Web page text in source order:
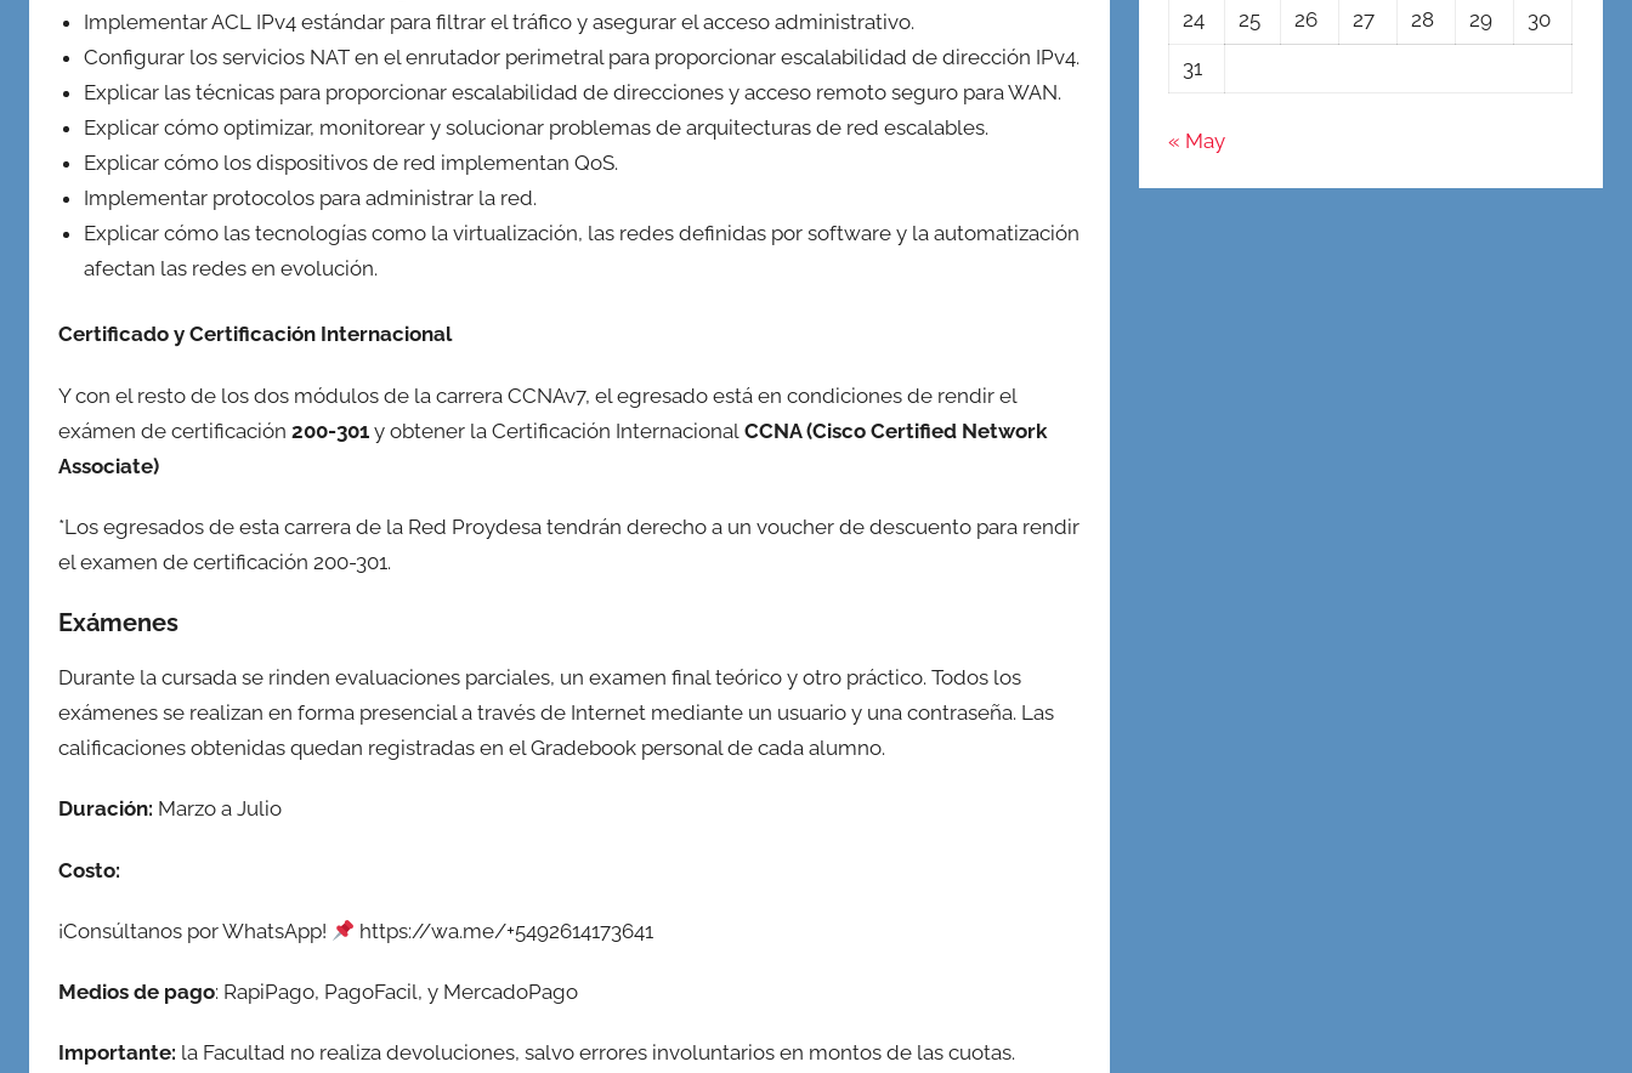
Implementar ACL IPv4 estándar para filtrar el tráfico y asegurar el acceso administrativo.
Configurar los servicios NAT en el enrutador perimetral para proporcionar escalabilidad de dirección IPv4.
Explicar las técnicas para proporcionar escalabilidad de direcciones y acceso remoto seguro para WAN.
Explicar cómo optimizar, monitorear y solucionar problemas de arquitecturas de red escalables.
Explicar cómo los dispositivos de red implementan QoS.
Implementar protocolos para administrar la red.
Explicar cómo las tecnologías como la virtualización, las redes definidas por software y la automatización
afectan las redes en evolución.
Certificado y Certificación Internacional
Y con el resto de los dos módulos de la carrera CCNAv7, el egresado está en condiciones de rendir el
exámen de certificación 200-301 y obtener la Certificación Internacional CCNA (Cisco Certified Network
Associate)
*Los egresados de esta carrera de la Red Proydesa tendrán derecho a un voucher de descuento para rendir
el examen de certificación 200-301.
Exámenes
Durante la cursada se rinden evaluaciones parciales, un examen final teórico y otro práctico. Todos los
exámenes se realizan en forma presencial a través de Internet mediante un usuario y una contraseña. Las
calificaciones obtenidas quedan registradas en el Gradebook personal de cada alumno.
Duración: Marzo a Julio
Costo:
¡Consúltanos por WhatsApp! https://wa.me/+5492614173641
Medios de pago: RapiPago, PagoFacil, y MercadoPago
Importante: la Facultad no realiza devoluciones, salvo errores involuntarios en montos de las cuotas.
24
25 26 27 28 29
30
31
« May